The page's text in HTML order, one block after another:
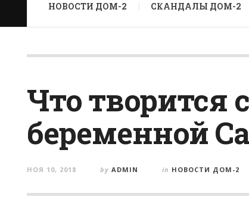
НОВОСТИ ДОМ-2 СКАНДАЛЫ ДОМ-2
Что творится
беременной
НОЯ 10, 2018 by ADMIN in НОВОСТИ ДОМ-2